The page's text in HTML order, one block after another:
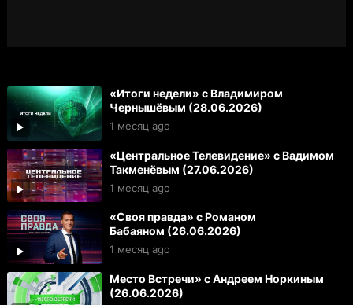
«Итоги недели» с Владимиром
Чернышёвым (28.06.2026)
1 месяц ago
«Центральное Телевидение» с Вадимом
Такменёвым (27.06.2026)
1 месяц ago
«Своя правда» с Романом
Бабаяном (26.06.2026)
1 месяц ago
Место Встречи» с Андреем Норкиным
(26.06.2026)